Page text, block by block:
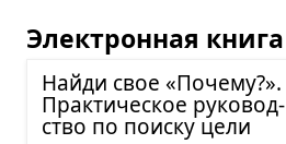
Электронная книга
Найди свое «Почему?».
Прак­ти­че­ское руко­вод­
ство по поиску цели